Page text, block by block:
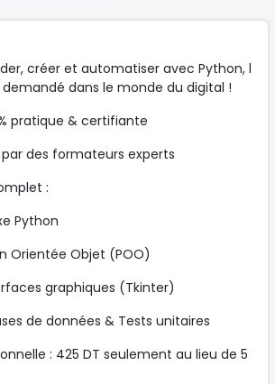
créer et automatiser avec Python, l
dans le monde du digital !
pratique & certifiante
des formateurs experts
:
Python
Orientée Objet (POO)
graphiques (Tkinter)
de données & Tests unitaires
: 425 DT seulement au lieu de 5